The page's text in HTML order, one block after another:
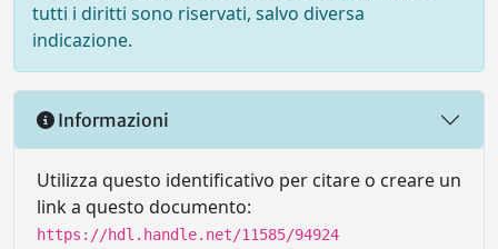
tutti i diritti sono riservati, salvo diversa
indicazione.
Informazioni
Utilizza questo identificativo per citare o creare un
link a questo documento:
https://hdl.handle.net/11585/94924